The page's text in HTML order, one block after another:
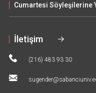
Cumartesi Söyleşilerine
İletişim
(216) 483 93 30